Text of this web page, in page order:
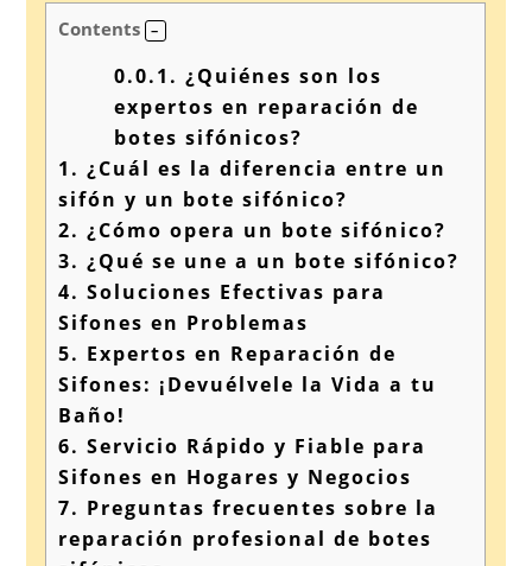
Contents
0.0.1. ¿Quiénes son los
expertos en reparación de
botes sifónicos?
1. ¿Cuál es la diferencia entre un
sifón y un bote sifónico?
2. ¿Cómo opera un bote sifónico?
3. ¿Qué se une a un bote sifónico?
4. Soluciones Efectivas para
Sifones en Problemas
5. Expertos en Reparación de
Sifones: ¡Devuélvele la Vida a tu
Baño!
6. Servicio Rápido y Fiable para
Sifones en Hogares y Negocios
7. Preguntas frecuentes sobre la
reparación profesional de botes